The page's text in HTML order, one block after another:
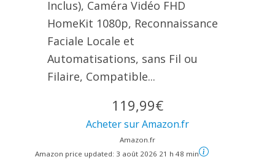
Inclus), Caméra Vidéo FHD
HomeKit 1080p, Reconnaissance
Faciale Locale et
Automatisations, sans Fil ou
Filaire, Compatible...
119,99€
Acheter sur Amazon.fr
Amazon.fr
Amazon price updated: 3 août 2026 21 h 48 min